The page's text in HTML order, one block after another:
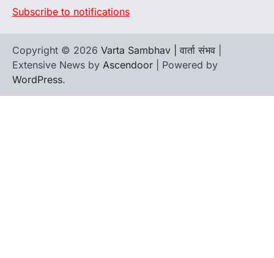
Subscribe to notifications
Copyright © 2026 Varta Sambhav | वार्ता संभव
Extensive News by Ascendoor | Powered by
WordPress.